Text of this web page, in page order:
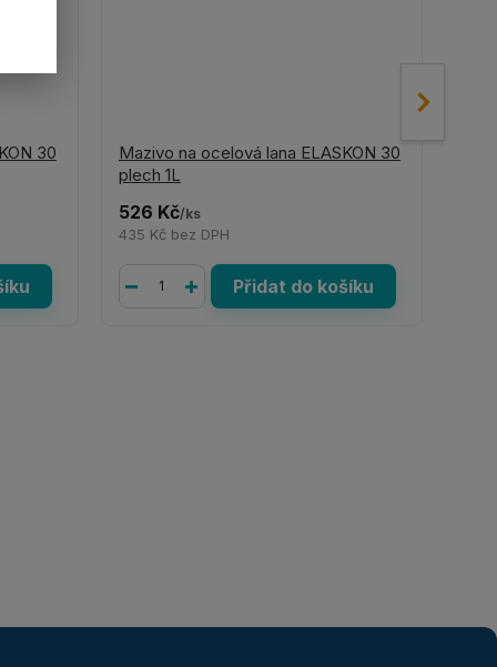
30
Mazivo na ocelová lana ELASKON 30
plech 1L
526 Kč/ks
435 Kč bez DPH
Přidat do košíku